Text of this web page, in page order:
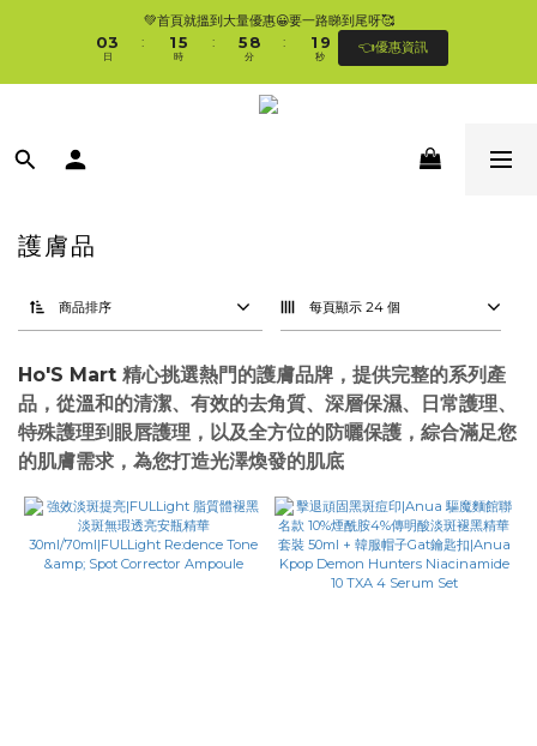
🛍香港購物滿$250免順豐自提櫃🚛 | 香港滿$350/澳門滿$499即免運費直接送上門
💚首頁就搵到大量優惠😀要一路睇到尾呀🥰
03
2
1
日
:
2
1
0
6
5
4
3
時
:
6
5
4
3
9
8
7
6
分
:
2
1
0
9
8
7
秒
👈優惠資訊
🛍香港購物滿$250免順豐自提櫃🚛 | 香港滿$350/澳門滿$499即免運費直接送上門
護膚品
商品排序 每頁顯示 24 個
Ho'S Mart 精心挑選熱門的護膚品牌，提供完整的系列產
品，從溫和的清潔、有效的去角質、深層保濕、日常護理、
特殊護理到眼唇護理，以及全方位的防曬保護，綜合滿足您
的肌膚需求，為您打造光澤煥發的肌底